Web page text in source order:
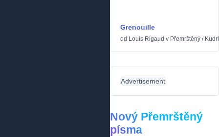
Grenouille
od Louis Rigaud v Přemrštěný /
Advertisement
Nový Přemrštěný
písma